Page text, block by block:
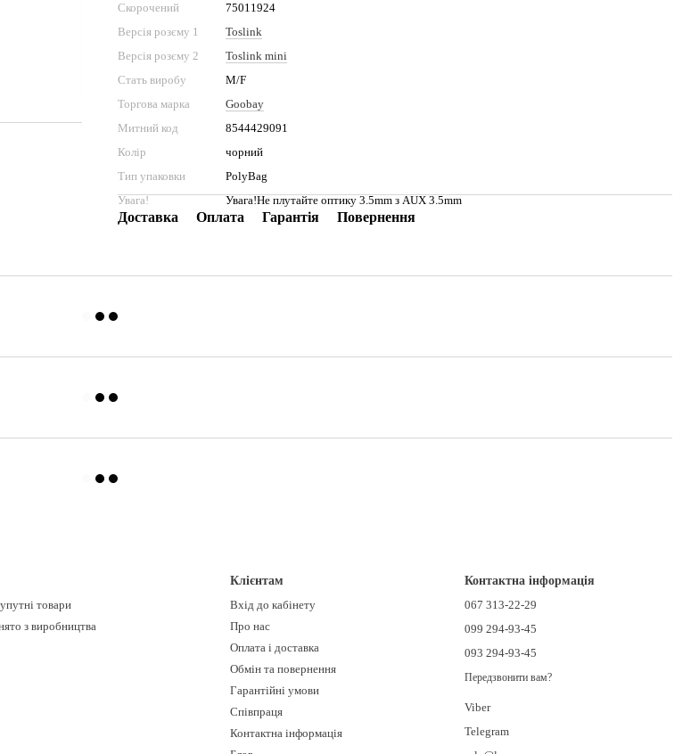
Скорочений
75011924
Версія розєму 1
Toslink
Версія розєму 2
Toslink mini
Стать виробу
M/F
Торгова марка
Goobay
Митний код
8544429091
Колір
чорний
Тип упаковки
PolyBag
Увага!
Увага!Не плутайте оптику 3.5mm з AUX 3.5mm
Доставка Оплата Гарантія Повернення
товари
з виробництва
Клієнтам
Вхід до кабінету
Про нас
Оплата і доставка
Обмін та повернення
Гарантійні умови
Співпраця
Контактна інформація
Контактна інформація
067 313-22-29
099 294-93-45
093 294-93-45
Передзвонити вам?
Viber
Telegram